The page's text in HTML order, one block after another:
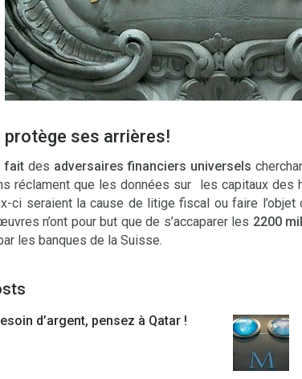
protège ses arrières!
fait des adversaires financiers universels
réclament que les données sur les capitaux des
ci seraient la cause de litige fiscal ou faire l’objet
n’ont pour but que de s’accaparer les 2200
les banques de la Suisse.
d’argent, pensez à Qatar !